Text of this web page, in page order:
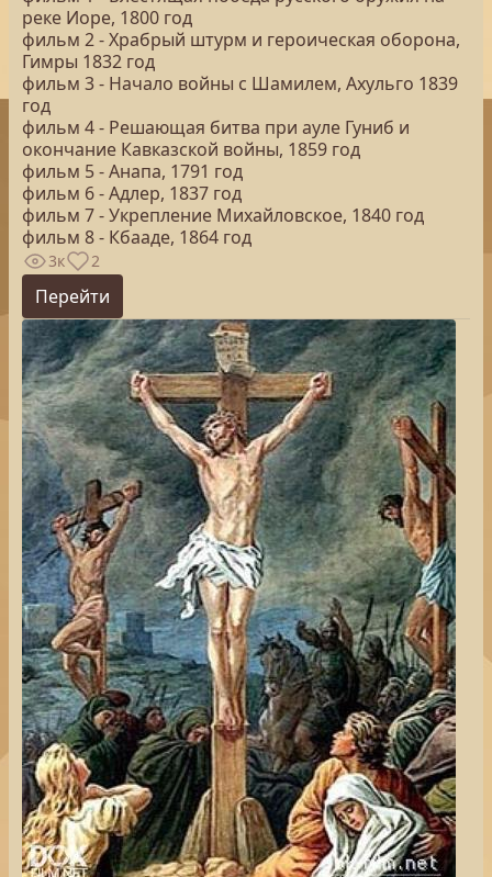
реке Иоре, 1800 год
фильм 2 - Храбрый штурм и героическая оборона,
Гимры 1832 год
фильм 3 - Начало войны с Шамилем, Ахульго 1839
год
фильм 4 - Решающая битва при ауле Гуниб и
окончание Кавказской войны, 1859 год
фильм 5 - Анапа, 1791 год
фильм 6 - Адлер, 1837 год
фильм 7 - Укрепление Михайловское, 1840 год
фильм 8 - Кбааде, 1864 год
3к 2
Перейти